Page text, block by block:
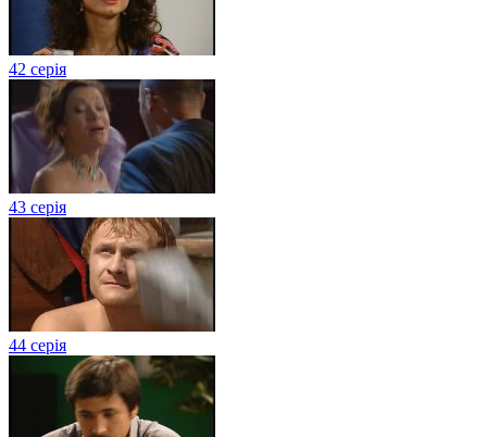
42 серія
43 серія
44 серія